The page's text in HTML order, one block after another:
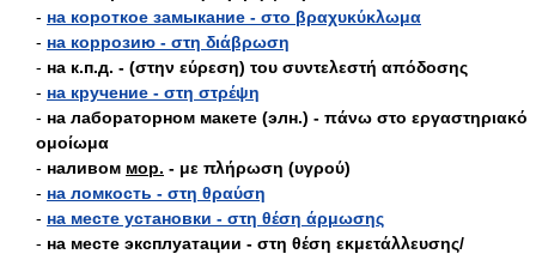
- на короткое замыкание - στο βραχυκύκλωμα
- на коррозию - στη διάβρωση
- на к.п.д. - (στην εύρεση) του συντελεστή απόδοσης
- на кручение - στη στρέψη
- на лабораторном макете (элн.) - πάνω στο εργαστηριακό
ομοίωμα
- наливом мор. - με πλήρωση (υγρού)
- на ломкость - στη θραύση
- на месте установки - στη θέση άρμωσης
- на месте эксплуатации - στη θέση εκμετάλλευσης/